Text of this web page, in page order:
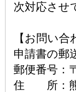
次対応させ
【お問い
申請書の郵
郵便番号：
住 所：熊